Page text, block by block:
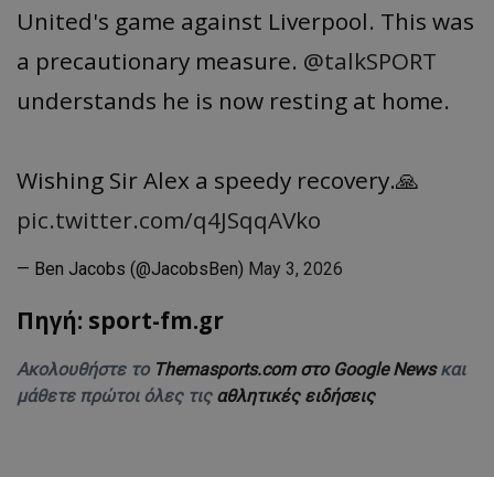
United's game against Liverpool. This was
a precautionary measure. @talkSPORT
understands he is now resting at home.
Wishing Sir Alex a speedy recovery.🙏
pic.twitter.com/q4JSqqAVko
— Ben Jacobs (@JacobsBen) May 3, 2026
Πηγή: sport-fm.gr
Ακολουθήστε το Themasports.com στο Google Newsκαι
μάθετε πρώτοι όλες τις αθλητικές ειδήσεις